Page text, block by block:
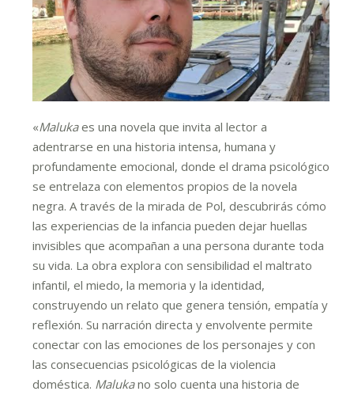
«Malukaes una novela que invita al lector a
adentrarse en una historia intensa, humana y
profundamente emocional, donde el drama psicológico
se entrelaza con elementos propios de la novela
negra. A través de la mirada de Pol, descubrirás cómo
las experiencias de la infancia pueden dejar huellas
invisibles que acompañan a una persona durante toda
su vida. La obra explora con sensibilidad el maltrato
infantil, el miedo, la memoria y la identidad,
construyendo un relato que genera tensión, empatía y
reflexión. Su narración directa y envolvente permite
conectar con las emociones de los personajes y con
las consecuencias psicológicas de la violencia
doméstica. Malukano solo cuenta una historia de